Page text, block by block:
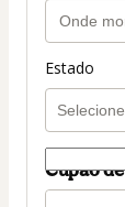
Estado
Cupão